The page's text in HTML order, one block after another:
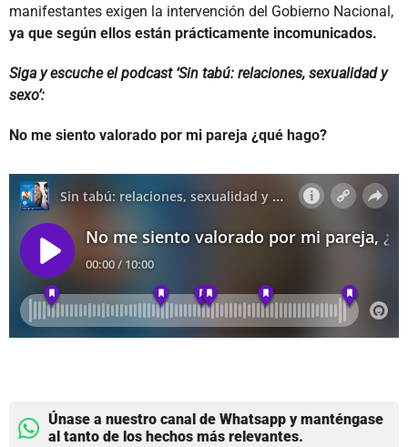
manifestantes exigen la intervención del Gobierno Nacional,
ya que según ellos están prácticamente incomunicados.
Siga y escuche el podcast ‘Sin tabú: relaciones, sexualidad y
sexo’:
No me siento valorado por mi pareja ¿qué hago?
Únase a nuestro canal de Whatsapp y manténgase
al tanto de los hechos más relevantes.